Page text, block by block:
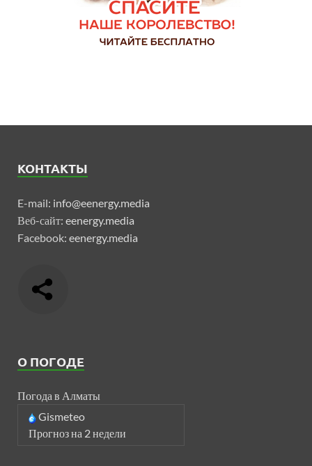
КОНТАКТЫ
E-mail: info@eenergy.media
Веб-сайт: eenergy.media
Facebook: eenergy.media
О ПОГОДЕ
Погода в Алматы
Gismeteo
Прогноз на 2 недели